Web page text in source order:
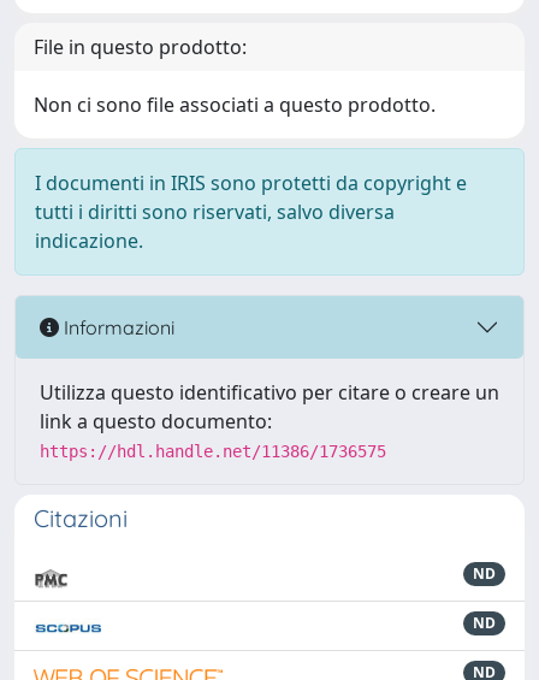
File in questo prodotto:
Non ci sono file associati a questo prodotto.
I documenti in IRIS sono protetti da copyright e
tutti i diritti sono riservati, salvo diversa
indicazione.
Informazioni
Utilizza questo identificativo per citare o creare un
link a questo documento:
https://hdl.handle.net/11386/1736575
Citazioni
ND
ND
ND